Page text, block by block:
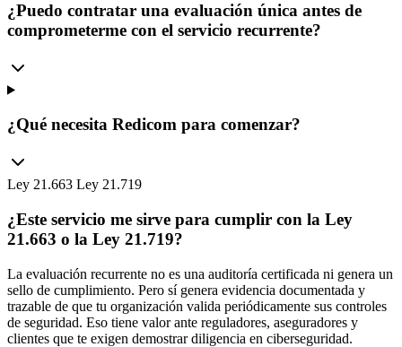
¿Puedo contratar una evaluación única antes de
comprometerme con el servicio recurrente?
¿Qué necesita Redicom para comenzar?
Ley 21.663 Ley 21.719
¿Este servicio me sirve para cumplir con la Ley
21.663 o la Ley 21.719?
La evaluación recurrente no es una auditoría certificada ni genera un
sello de cumplimiento. Pero sí genera evidencia documentada y
trazable de que tu organización valida periódicamente sus controles
de seguridad. Eso tiene valor ante reguladores, aseguradores y
clientes que te exigen demostrar diligencia en ciberseguridad.